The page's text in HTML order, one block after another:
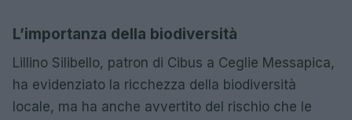
L’importanza della biodiversità
Lillino Silibello, patron di Cibus a Ceglie Messapica,
ha evidenziato la ricchezza della biodiversità
locale, ma ha anche avvertito del rischio che le